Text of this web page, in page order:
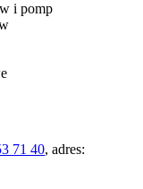
i pomp
71 40, adres: